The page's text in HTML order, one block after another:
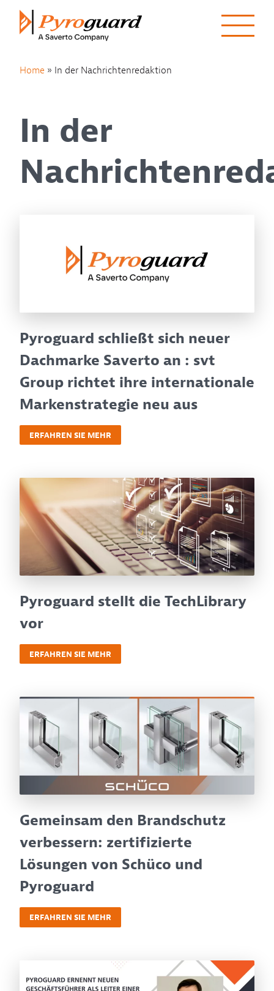
Skip to content
Home » In der Nachrichtenredaktion
In der
Pyroguard schließt sich neuer
Dachmarke Saverto an : svt
Group richtet ihre internationale
Markenstrategie neu aus
ERFAHREN SIE MEHR
Pyroguard stellt die TechLibrary
vor
ERFAHREN SIE MEHR
Gemeinsam den Brandschutz
verbessern: zertifizierte
Lösungen von Schüco und
Pyroguard
ERFAHREN SIE MEHR